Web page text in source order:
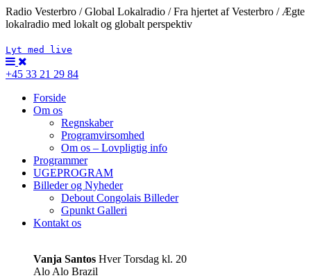
Radio Vesterbro / Global Lokalradio / Fra hjertet af Vesterbro / Ægte
lokalradio med lokalt og globalt perspektiv
Lyt med live
+45 33 21 29 84
Forside
Om os
Regnskaber
Programvirsomhed
Om os – Lovpligtig info
Programmer
UGEPROGRAM
Billeder og Nyheder
Debout Congolais Billeder
Gpunkt Galleri
Kontakt os
Vanja Santos Hver Torsdag kl. 20
Alo Alo Brazil